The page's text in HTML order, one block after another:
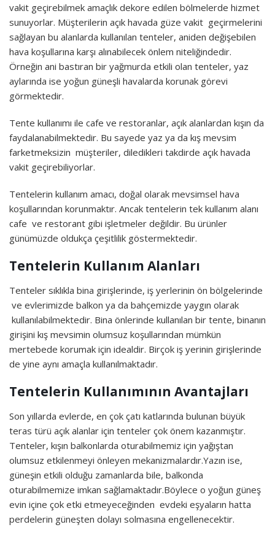
vakit geçirebilmek amaçlık dekore edilen bölmelerde hizmet
sunuyorlar. Müşterilerin açık havada güze vakit geçirmelerini
sağlayan bu alanlarda kullanılan tenteler, aniden değişebilen
hava koşullarına karşı alınabilecek önlem niteliğindedir.
Örneğin ani bastıran bir yağmurda etkili olan tenteler, yaz
aylarında ise yoğun güneşli havalarda korunak görevi
görmektedir.
Tente kullanımı ile cafe ve restoranlar, açık alanlardan kışın da
faydalanabilmektedir. Bu sayede yaz ya da kış mevsim
farketmeksizin müşteriler, diledikleri takdirde açık havada
vakit geçirebiliyorlar.
Tentelerin kullanım amacı, doğal olarak mevsimsel hava
koşullarından korunmaktır. Ancak tentelerin tek kullanım alanı
cafe ve restorant gibi işletmeler değildir. Bu ürünler
günümüzde oldukça çeşitlilik göstermektedir.
Tentelerin Kullanım Alanları
Tenteler sıklıkla bina girişlerinde, iş yerlerinin ön bölgelerinde
ve evlerimizde balkon ya da bahçemizde yaygın olarak
kullanılabilmektedir. Bina önlerinde kullanılan bir tente, binanın
girişini kış mevsimin olumsuz koşullarından mümkün
mertebede korumak için idealdir. Birçok iş yerinin girişlerinde
de yine aynı amaçla kullanılmaktadır.
Tentelerin Kullanımının Avantajları
Son yıllarda evlerde, en çok çatı katlarında bulunan büyük
teras türü açık alanlar için tenteler çok önem kazanmıştır.
Tenteler, kışın balkonlarda oturabilmemiz için yağıştan
olumsuz etkilenmeyi önleyen mekanizmalardır.Yazın ise,
güneşin etkili olduğu zamanlarda bile, balkonda
oturabilmemize imkan sağlamaktadır.Böylece o yoğun güneş
evin içine çok etki etmeyeceğinden evdeki eşyaların hatta
perdelerin güneşten dolayı solmasına engellenecektir.